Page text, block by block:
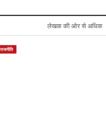
लेखक की ओर से अधिक
राजनीति